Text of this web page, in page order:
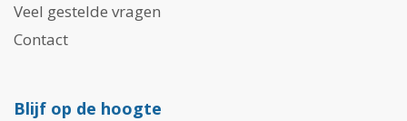
Veel gestelde vragen
Contact
Blijf op de hoogte